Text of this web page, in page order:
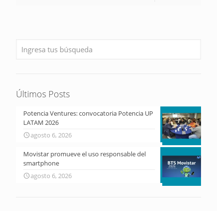
Últimos Posts
Potencia Ventures: convocatoria Potencia UP
LATAM 2026
agosto 6, 2026
Movistar promueve el uso responsable del
smartphone
agosto 6, 2026